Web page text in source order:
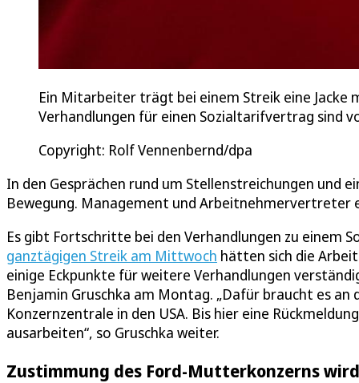
Ein Mitarbeiter trägt bei einem Streik eine
Verhandlungen für einen Sozialtarifvertrag sind
Copyright: Rolf Vennenbernd/dpa
In den Gesprächen rund um Stellenstreichungen und
Bewegung. Management und Arbeitnehmervertreter
Es gibt Fortschritte bei den Verhandlungen zu einem
ganztägigen Streik am Mittwoch hätten sich die
einige Eckpunkte für weitere Verhandlungen
Benjamin Gruschka am Montag. „Dafür braucht es
Konzernzentrale in den USA. Bis hier eine
ausarbeiten“, so Gruschka weiter.
Zustimmung des Ford-Mutterkonzerns